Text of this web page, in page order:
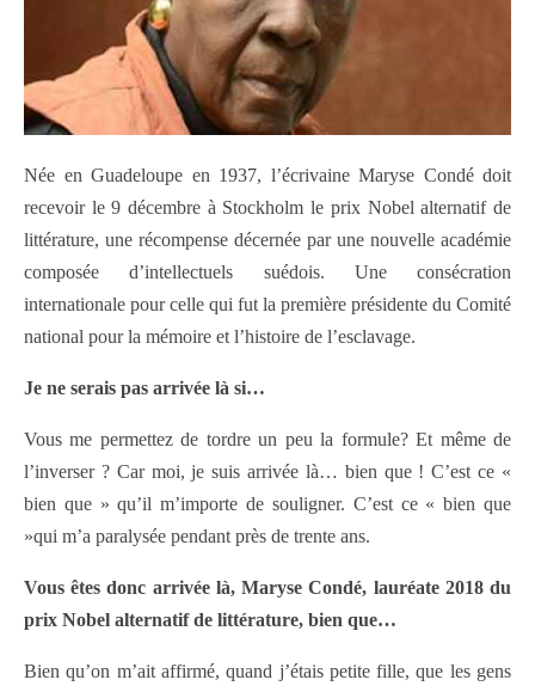
Née en Guadeloupe en 1937, l’écrivaine Maryse Condé doit
recevoir le 9 décembre à Stockholm le prix Nobel alternatif de
littérature, une récompense décernée par une nouvelle académie
composée d’intellectuels suédois. Une consécration
internationale pour celle qui fut la première présidente du Comité
national pour la mémoire et l’histoire de l’esclavage.
Je ne serais pas arrivée là si…
Vous me permettez de tordre un peu la formule? Et même de
l’inverser ? Car moi, je suis arrivée là… bien que ! C’est ce «
bien que » qu’il m’importe de souligner. C’est ce « bien que
»qui m’a paralysée pendant près de trente ans.
Vous êtes donc arrivée là, Maryse Condé, lauréate 2018 du
prix Nobel alternatif de littérature, bien que…
Bien qu’on m’ait affirmé, quand j’étais petite fille, que les gens